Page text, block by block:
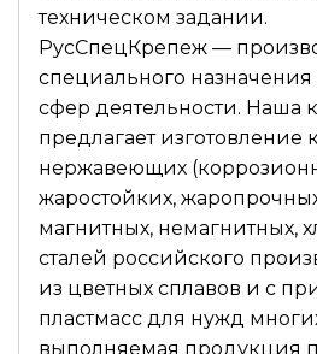
техническом задании.
РусСпецКрепеж —
специального
сфер деятельности. Наша
предлагает изготовление
нержавеющих
жаростойких,
магнитных, немагнитных,
сталей российского
из цветных сплавов и с
пластмасс для нужд
выполняемая продукция